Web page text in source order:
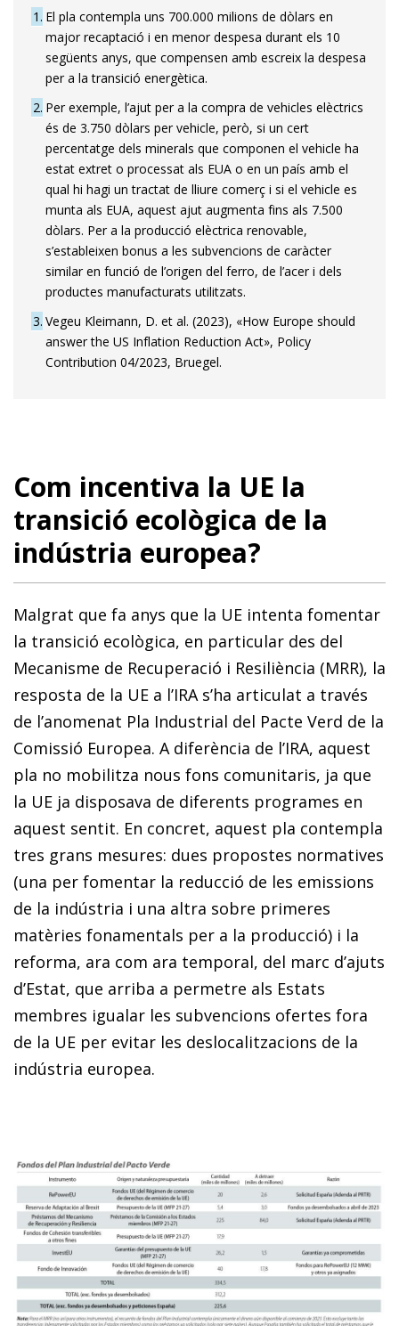
1 El pla contempla uns 700.000 milions de dòlars en
major recaptació i en menor despesa durant els 10
següents anys, que compensen amb escreix la despesa
per a la transició energètica.
2 Per exemple, l’ajut per a la compra de vehicles elèctrics
és de 3.750 dòlars per vehicle, però, si un cert
percentatge dels minerals que componen el vehicle ha
estat extret o processat als EUA o en un país amb el
qual hi hagi un tractat de lliure comerç i si el vehicle es
munta als EUA, aquest ajut augmenta fins als 7.500
dòlars. Per a la producció elèctrica renovable,
s’estableixen bonus a les subvencions de caràcter
similar en funció de l’origen del ferro, de l’acer i dels
productes manufacturats utilitzats.
3 Vegeu Kleimann, D. et al. (2023), «How Europe should
answer the US Inflation Reduction Act», Policy
Contribution 04/2023, Bruegel.
Com incentiva la UE la
transició ecològica de la
indústria europea?
Malgrat que fa anys que la UE intenta fomentar
la transició ecològica, en particular des del
Mecanisme de Recuperació i Resiliència (MRR), la
resposta de la UE a l’IRA s’ha articulat a través
de l’anomenat Pla Industrial del Pacte Verd de la
Comissió Europea. A diferència de l’IRA, aquest
pla no mobilitza nous fons comunitaris, ja que
la UE ja disposava de diferents programes en
aquest sentit. En concret, aquest pla contempla
tres grans mesures: dues propostes normatives
(una per fomentar la reducció de les emissions
de la indústria i una altra sobre primeres
matèries fonamentals per a la producció) i la
reforma, ara com ara temporal, del marc d’ajuts
d’Estat, que arriba a permetre als Estats
membres igualar les subvencions ofertes fora
de la UE per evitar les deslocalitzacions de la
indústria europea.